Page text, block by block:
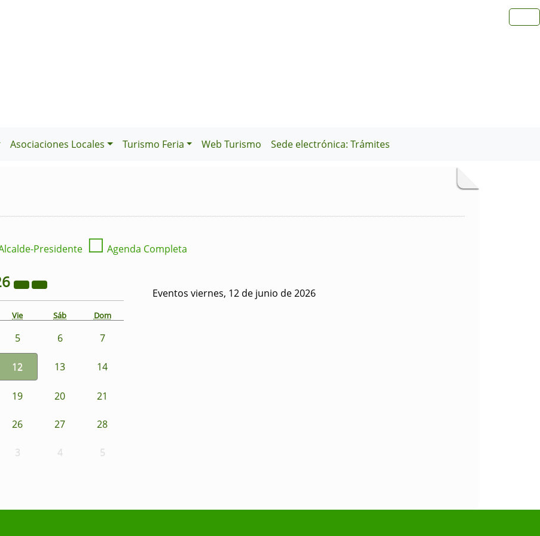
Asociaciones Locales Turismo Feria Web Turismo Sede electrónica: Trámites
Presidente ☐ Agenda Completa
Vie Sáb Dom
5 6 7
12 13 14
19 20 21
26 27 28
3 4 5
Eventos viernes, 12 de junio de 2026